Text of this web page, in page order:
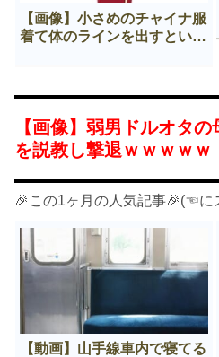
【画像】小さめのチャイナ服
着て体のラインを出すという
【画像】弱男ドルオタ
を説教し撃退ｗｗｗｗｗ
🎉この1ヶ月の人気記事🎉(☜に
【動画】山手線車内で寝てる